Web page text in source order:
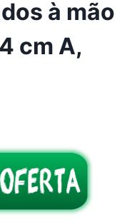
à mão
cm A,